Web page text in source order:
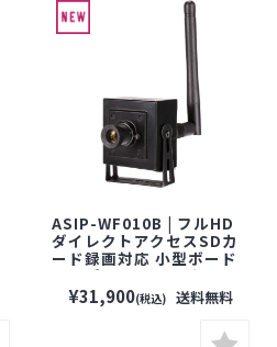
ASIP-WF010B | フルHD
ダイレクトアクセスSDカ
ード録画対応 小型ボード
レンズ ワイヤレスカメラ
【防犯カメラ】【監視カ
メラ】【セキュリティーカ
メラ】【無線】【ワイヤ
¥31,900(税込) 送料無料